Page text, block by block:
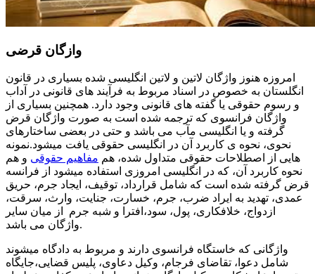
وازگان قرضی
امروزه هنوز واژگان لاتین و لاتین انگلیسی شده بسیاری در قانون
انگلستان به خصوص در اسناد مربوط به فرآیند های قانونی در آداب
و رسوم حقوقی یا گفته های قانونی وجود دارد. همچنین بسیاری از
واژگان فرانسوی که ترجمه شده است به صورت واژگان قرض
گرفته و یا انگلیسی مآب می باشد و حتی در بعضی ساختارهای
نحوی، نحوه ی کاربرد آن در انگلیسی حقوقی یافت میشود.نمونه
هایی از اصطلاحات حقوقی متداول شده، هم مفاهیم حقوقی و هم
نحوه کاربرد آن، که در انگلیسی امروزی استفاده میشود از فرانسه
قرض گرفته شده است که شامل قرارداد، توقیف، ایجاد جرم، حریق
عمدی، تهدید به ایراد ضرب، جرم، خسارت، جنایت، وارث، سرقت،
ازدواج، خلافکاری، پول، سود،افترا و شبه جرم از میان سایر
واژگان می باشد.
واژگانی که خاستگاه فرانسوی دارند و مربوط به دادگاه میشوند
شامل دعوا، تقاضای فرجام، وکیل دعاوی، پلیس قضایی،جایگاه